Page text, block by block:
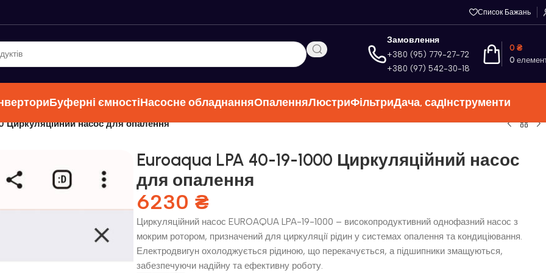
Список Бажань
Замовлення
+380 (95) 779-27-72
+380 (97) 542-30-18
0
0 ₴
Буферні ємностіНасосне обладнанняОпаленняЛюстриФільтриДача, садІнструменти
Циркуляційний насос для опалення
Euroaqua LPA 40-19-1000 Циркуляційний насос
для опалення
6230 ₴
Циркуляційний насос EUROAQUA LPA-19-1000 – високопродуктивний однофазний насос з
мокрим ротором, призначений для циркуляції рідин у системах опалення та кондиціювання.
Електродвигун охолоджується рідиною, що перекачується, а підшипники змащуються,
забезпечуючи надійну та ефективну роботу.